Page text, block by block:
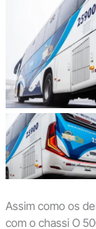
Assim como os
com o chassi O